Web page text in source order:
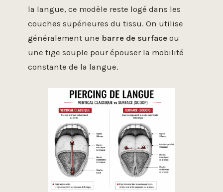
la langue, ce modèle reste logé dans les
couches supérieures du tissu. On utilise
généralement une barre de surface ou
une tige souple pour épouser la mobilité
constante de la langue.